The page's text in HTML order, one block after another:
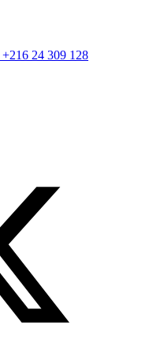
+216 24 309 128